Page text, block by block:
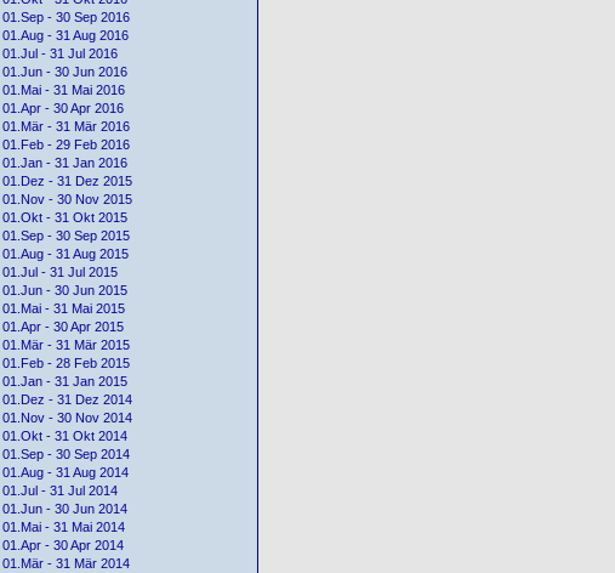
01.Sep - 30 Sep 2016
01.Aug - 31 Aug 2016
01.Jul - 31 Jul 2016
01.Jun - 30 Jun 2016
01.Mai - 31 Mai 2016
01.Apr - 30 Apr 2016
01.Mär - 31 Mär 2016
01.Feb - 29 Feb 2016
01.Jan - 31 Jan 2016
01.Dez - 31 Dez 2015
01.Nov - 30 Nov 2015
01.Okt - 31 Okt 2015
01.Sep - 30 Sep 2015
01.Aug - 31 Aug 2015
01.Jul - 31 Jul 2015
01.Jun - 30 Jun 2015
01.Mai - 31 Mai 2015
01.Apr - 30 Apr 2015
01.Mär - 31 Mär 2015
01.Feb - 28 Feb 2015
01.Jan - 31 Jan 2015
01.Dez - 31 Dez 2014
01.Nov - 30 Nov 2014
01.Okt - 31 Okt 2014
01.Sep - 30 Sep 2014
01.Aug - 31 Aug 2014
01.Jul - 31 Jul 2014
01.Jun - 30 Jun 2014
01.Mai - 31 Mai 2014
01.Apr - 30 Apr 2014
01.Mär - 31 Mär 2014